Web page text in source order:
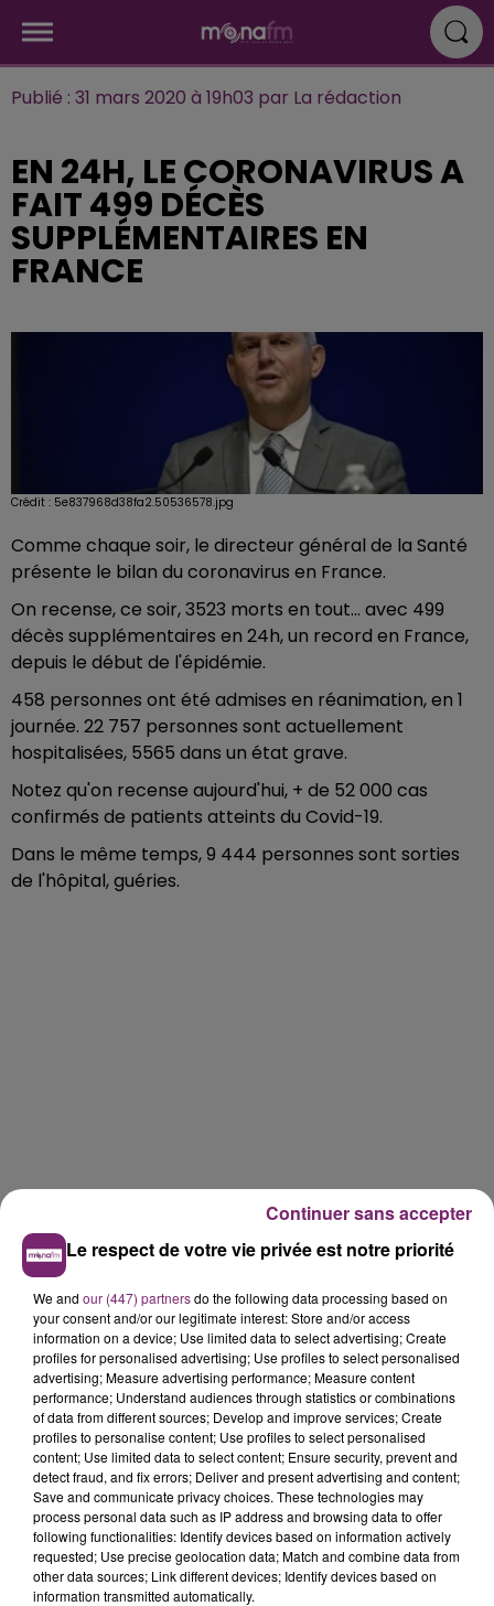
Publié : 31 mars 2020 à 19h03 par La rédaction
EN 24H, LE CORONAVIRUS A
FAIT 499 DÉCÈS
SUPPLÉMENTAIRES EN
FRANCE
Crédit : 5e837968d38fa2.50536578.jpg
Comme chaque soir, le directeur général de la Santé
présente le bilan du coronavirus en France.
On recense, ce soir, 3523 morts en tout... avec 499
décès supplémentaires en 24h, un record en France,
depuis le début de l'épidémie.
458 personnes ont été admises en réanimation, en 1
journée. 22 757 personnes sont actuellement
hospitalisées, 5565 dans un état grave.
Notez qu'on recense aujourd'hui, + de 52 000 cas
confirmés de patients atteints du Covid-19.
Dans le même temps, 9 444 personnes sont sorties
de l'hôpital, guéries.
La Bulle - Guinguette éphémère
de Frelinghien !
Le respect de votre vie privée est notre priorité
We and our (447) partnersdo the following data processing based on
your consent and/or our legitimate interest: Store and/or access
information on a device; Use limited data to select advertising; Create
profiles for personalised advertising; Use profiles to select personalised
advertising; Measure advertising performance; Measure content
performance; Understand audiences through statistics or combinations
of data from different sources; Develop and improve services; Create
profiles to personalise content; Use profiles to select personalised
content; Use limited data to select content; Ensure security, prevent and
detect fraud, and fix errors; Deliver and present advertising and content;
Save and communicate privacy choices. These technologies may
process personal data such as IP address and browsing data to offer
following functionalities: Identify devices based on information actively
requested; Use precise geolocation data; Match and combine data from
other data sources; Link different devices; Identify devices based on
information transmitted automatically.
Continuer sans accepter